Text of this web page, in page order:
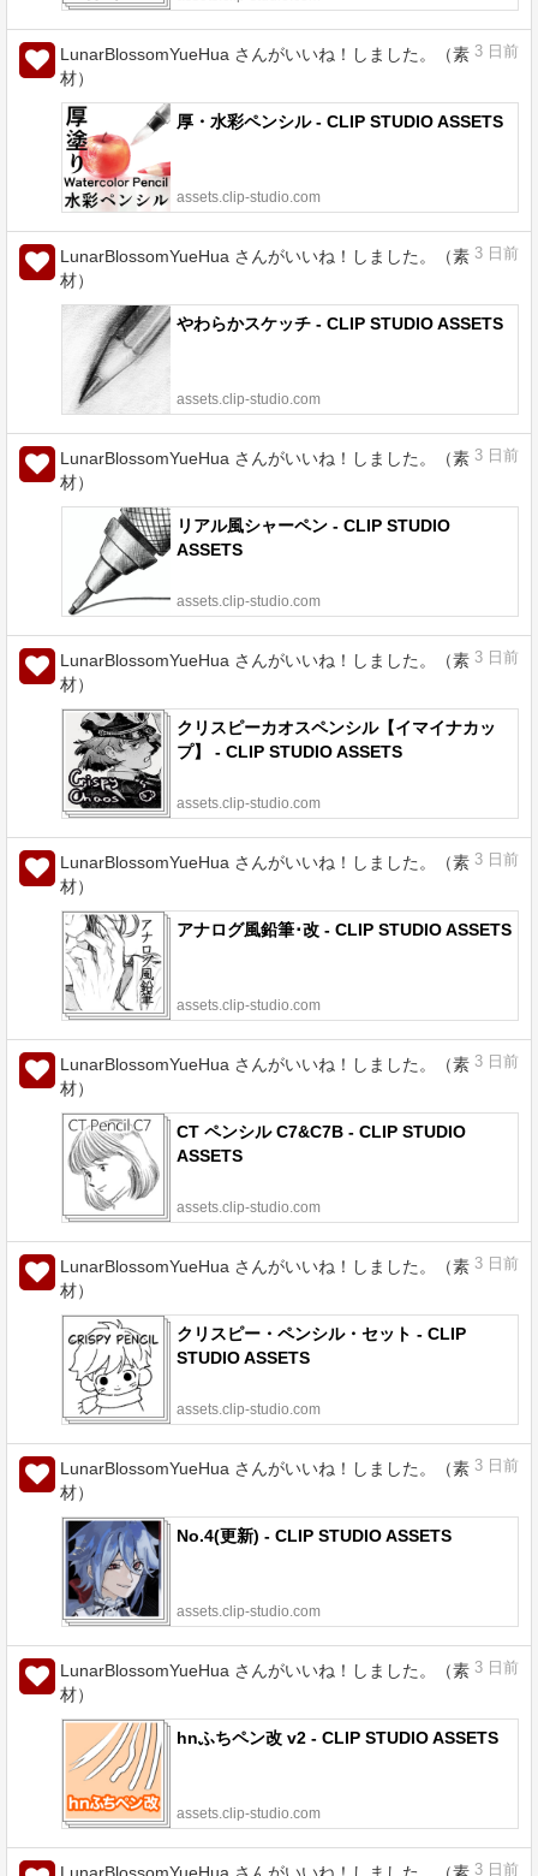
LunarBlossomYueHua さんがいいね！しました。（素
材）
3 日前
厚・水彩ペンシル - CLIP STUDIO ASSETS
assets.clip-studio.com
LunarBlossomYueHua さんがいいね！しました。（素
材）
3 日前
やわらかスケッチ - CLIP STUDIO ASSETS
assets.clip-studio.com
LunarBlossomYueHua さんがいいね！しました。（素
材）
3 日前
リアル風シャーペン - CLIP STUDIO
ASSETS
assets.clip-studio.com
LunarBlossomYueHua さんがいいね！しました。（素
材）
3 日前
クリスピーカオスペンシル【イマイナカッ
プ】 - CLIP STUDIO ASSETS
assets.clip-studio.com
LunarBlossomYueHua さんがいいね！しました。（素
材）
3 日前
アナログ風鉛筆･改 - CLIP STUDIO ASSETS
assets.clip-studio.com
LunarBlossomYueHua さんがいいね！しました。（素
材）
3 日前
CT ペンシル C7&C7B - CLIP STUDIO
ASSETS
assets.clip-studio.com
LunarBlossomYueHua さんがいいね！しました。（素
材）
3 日前
クリスピー・ペンシル・セット - CLIP
STUDIO ASSETS
assets.clip-studio.com
LunarBlossomYueHua さんがいいね！しました。（素
材）
3 日前
No.4(更新) - CLIP STUDIO ASSETS
assets.clip-studio.com
LunarBlossomYueHua さんがいいね！しました。（素
材）
3 日前
hnふちペン改 v2 - CLIP STUDIO ASSETS
assets.clip-studio.com
3 日前